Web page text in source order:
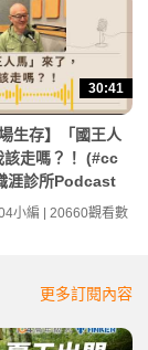
30:41
生存】「國王人
該走嗎？！ (#cc
涯診所Podcast
小編 | 20660觀看數
更多訂閱內容